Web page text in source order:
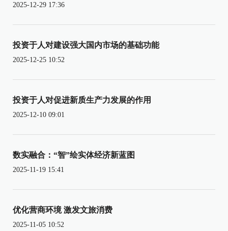
2025-12-29 17:36
投资于人对建设强大国内市场的基础功能
2025-12-25 10:52
投资于人对促进新质生产力发展的作用
2025-12-10 09:01
数实融合：“智”绘实体经济新蓝图
2025-11-19 15:41
优化营商环境 激发文旅消费
2025-11-05 10:52